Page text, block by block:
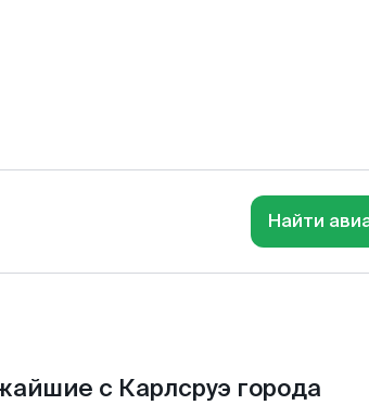
Найти
с Карлсруэ города